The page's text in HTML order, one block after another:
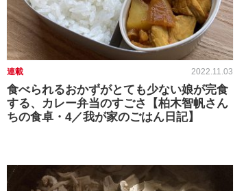
連載 2022.11.03
食べられるおかずがとても少ない娘が完食
する、カレー弁当のすごさ【柏木智帆さん
ちの食卓・4／我が家のごはん日記】